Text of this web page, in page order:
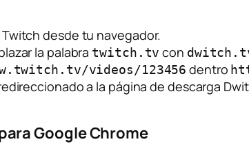
desde tu navegador.
la palabra twitch.tv con
videos/123456 dentro
a la página de descarga
Google Chrome